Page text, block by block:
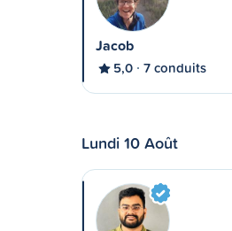
Jacob
5,0 7 conduits
Lundi 10 Août